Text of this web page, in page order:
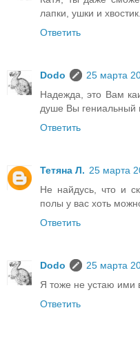
лапки, ушки и хвостик.
Ответить
Dodo
25 марта
Надежда, это Вам
душе Вы гениальный
Ответить
Тетяна Л. 25 марта
Не найдусь, что и
полы у вас хоть
Ответить
Dodo
25 марта
Я тоже не устаю ими
Ответить